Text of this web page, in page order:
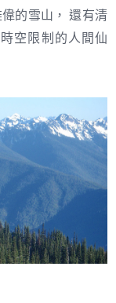
的雪山， 還有清
空限制的人間仙